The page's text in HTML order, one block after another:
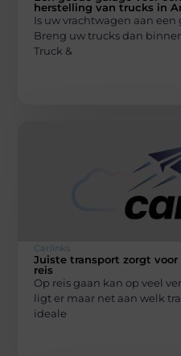
herstelling van trucks in
Is uw vrachtwagen aan
Breng uw trucks dan
Truck &
Carlinks
Juiste transport zorgt
reis
Op reis gaan kan op veel
ligt er maar net aan welk
ideale